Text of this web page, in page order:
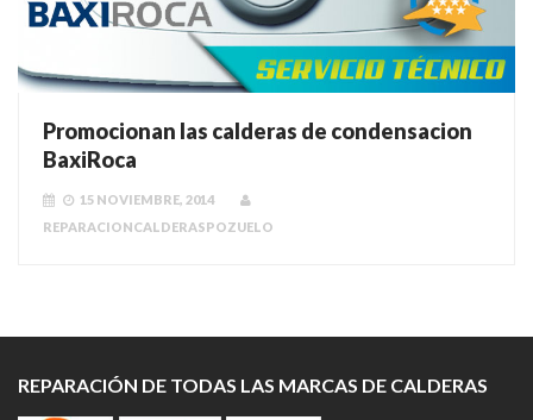
Promocionan las calderas de condensacion
BaxiRoca
15 NOVIEMBRE, 2014
REPARACIONCALDERASPOZUELO
REPARACIÓN DE TODAS LAS MARCAS DE CALDERAS